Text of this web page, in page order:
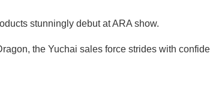
stunningly debut at ARA show.
the Yuchai sales force strides with